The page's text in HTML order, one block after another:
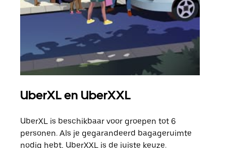
UberXL en UberXXL
UberXL is beschikbaar voor groepen tot 6
personen. Als je gegarandeerd bagageruimte
nodig hebt, UberXXL is de juiste keuze.